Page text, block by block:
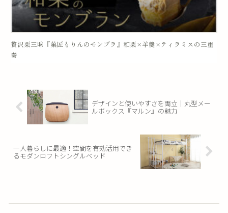
贅沢栗三昧『菓匠もりんのモンブラ』和栗×羊羹×ティラミスの三重
奏
デザインと使いやすさを両立｜丸型メー
ルボックス『マルン』の魅力
一人暮らしに最適！空間を有効活用でき
るモダンロフトシングルベッド